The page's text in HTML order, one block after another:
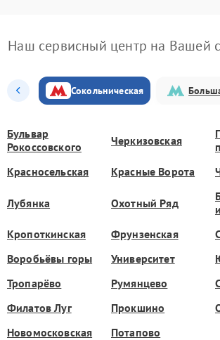
Наш сервисный центр на Вашей
Сокольническая
Бульвар
Рокоссовского
Черкизовская
Красносельская
Красные Ворота
Лубянка Охотный Ряд
Кропоткинская
Фрунзенская
Воробьёвы горы
Университет
Тропарёво
Румянцево
Филатов Луг
Прокшино
Новомосковская
Потапово